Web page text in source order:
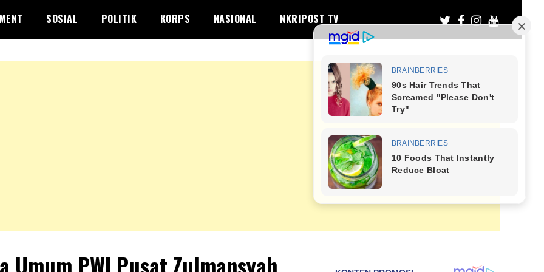
SOSIAL POLITIK KORPS NASIONAL NKRIPOST TV
Umum PWI Pusat Zulmansyah